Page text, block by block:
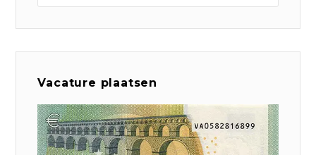
Vacature plaatsen